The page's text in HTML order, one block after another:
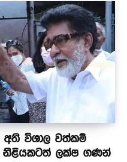
අති විශාල වත්කම්
නිළියකටත් ලක්ෂ ගණන්